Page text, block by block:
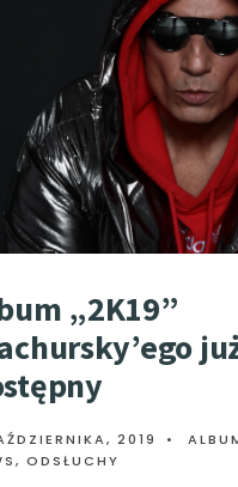
„2K19”
2019 •
, ODSŁUCHY